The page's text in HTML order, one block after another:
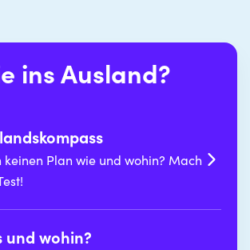
ins Ausland?
keinen Plan wie und wohin? Mach
und wohin?